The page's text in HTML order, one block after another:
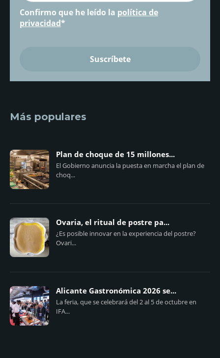
Confirmo que he leído la política de
privacidad*
Más populares
Plan de choque de 15 millones...
El Gobierno anuncia la puesta en marcha el plan de
choq...
Ovaria, el ritual de postre pa...
¿Es posible innovar en la experiencia del postre?
Ovari...
Alicante Gastronómica 2026 se...
La feria, que se celebrará del 2 al 5 de octubre en
IFA...